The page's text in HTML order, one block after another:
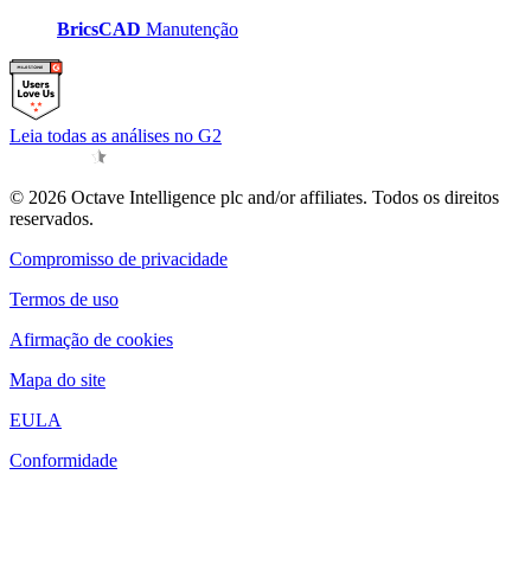
BricsCAD Manutenção
Leia todas as análises no G2
© 2026 Octave Intelligence plc and/or affiliates. Todos os direitos
reservados.
Compromisso de privacidade
Termos de uso
Afirmação de cookies
Mapa do site
EULA
Conformidade